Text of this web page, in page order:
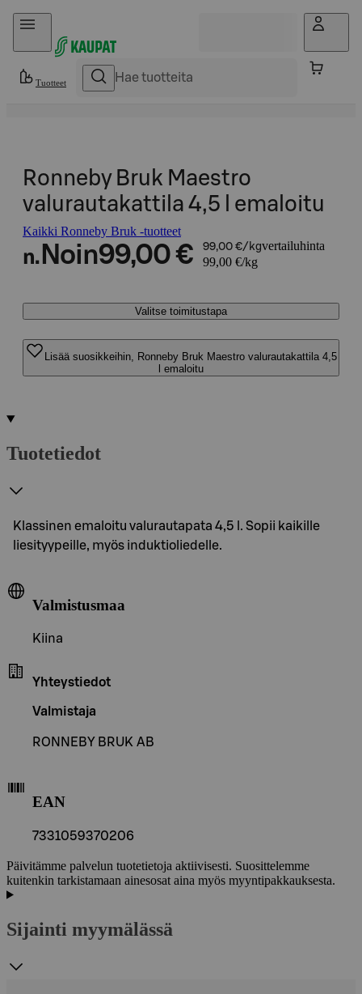
Hyppää sisältöön
Tuotteet
Ronneby Bruk Maestro
valurautakattila 4,5 l emaloitu
Kaikki Ronneby Bruk -tuotteet
n. Noin99,00 € 99,00 €/kgvertailuhinta
99,00 €/kg
Valitse toimitustapa
Lisää suosikkeihin, Ronneby Bruk Maestro valurautakattila 4,5
l emaloitu
Tuotetiedot
Klassinen emaloitu valurautapata 4,5 l. Sopii kaikille
liesityypeille, myös induktioliedelle.
Valmistusmaa
Kiina
Yhteystiedot
Valmistaja
RONNEBY BRUK AB
EAN
7331059370206
Päivitämme palvelun tuotetietoja aktiivisesti. Suosittelemme
kuitenkin tarkistamaan ainesosat aina myös myyntipakkauksesta.
Sijainti myymälässä